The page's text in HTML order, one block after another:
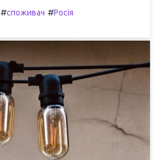
#споживач #Росія